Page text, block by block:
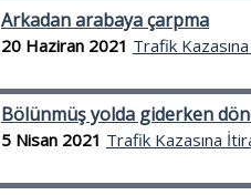
Arkadan arabaya çarpma
20 Haziran 2021 Trafik
Bölünmüş yolda giderken
5 Nisan 2021 Trafik Kazasına